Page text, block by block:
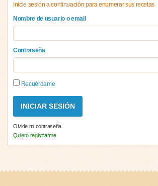
Inicie sesión a continuación para enumerar sus recetas
Nombre de usuario o email
Contraseña
Recuérdame
Olvide mi contraseña
Quiero registrarme